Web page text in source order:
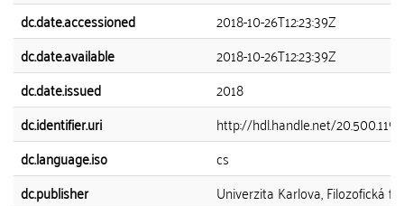
dc.date.accessioned
2018-10-26T12:23:39Z
dc.date.available
2018-10-26T12:23:39Z
dc.date.issued
2018
dc.identifier.uri
http://hdl.handle.net/
dc.language.iso
cs
dc.publisher
Univerzita Karlova, Filozofická